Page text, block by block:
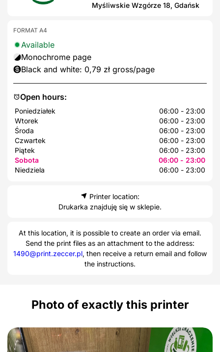
Myśliwskie Wzgórze 18, Gdańsk
Open hours:
Poniedziałek
06:00 - 23:00
Wtorek
06:00 - 23:00
Środa
06:00 - 23:00
Czwartek
06:00 - 23:00
Piątek
06:00 - 23:00
Sobota
06:00 - 23:00
Niedziela
06:00 - 23:00
FORMAT A4
Available
Monochrome page
Black and white: 0,79 zł gross/page
Printer location:
Drukarka znajduję się w sklepie.
At this location, it is possible to create an order via email.
Send the print files as an attachment to the address:
1490@print.zeccer.pl, then receive a return email and follow
the instructions.
Photo of exactly this printer